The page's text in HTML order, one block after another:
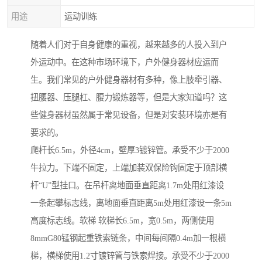
用途 运动训练
随着人们对于自身健康的重视，越来越多的人投入到户
外运动中。在这种市场环境下，户外健身器材应运而
生。我们常见的户外健身器材有多种，像上肢牵引器、
扭腰器、压腿杠、腰力锻炼器等，但是大家知道吗？这
些健身器材虽然属于常见设备，但是对安装环境亦是有
要求的。
爬杆长6.5m，外径4cm，壁厚3镀锌管。承受不少于2000
牛拉力。下端不固定，上端加装双保险钩固定于顶部横
杆“U”型挂口。在吊杆离地面垂直距离1.7m处用红漆设
一条起攀标志线，离地面垂直距离5m处用红漆设一条5m
高度标志线。软梯 软梯长6.5m，宽0.5m，两侧使用
8mmG80锰钢起重铁索链条，中间每间隔0.4m加一根横
梯，横梯使用1.2寸镀锌管与铁索焊接。承受不少于2000